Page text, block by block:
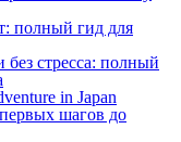
полный гид для
стресса: полный
in Japan
шагов до